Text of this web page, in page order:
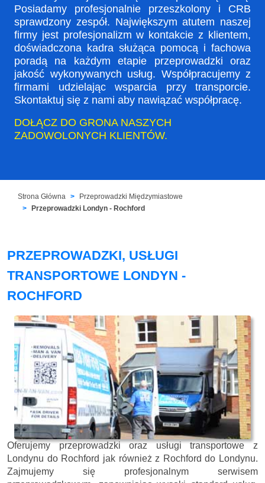
Posiadamy profesjonalnie przeszkolony i CRB
sprawdzony zespół. Największym atutem naszej
firmy jest profesjonalizm w kontakcie z klientem,
doświadczona kadra służąca pomocą i fachowa
poradą na każdym etapie przeprowadzki oraz
jakość wykonywanych usług. Współpracujemy z
firmami udzielając wsparcia przy transporcie.
Skontaktuj się z nami aby nawiązać współpracę.
DOŁĄCZ DO GRONA NASZYCH
ZADOWOLONYCH KLIENTÓW.
Strona Główna
Przeprowadzki Międzymiastowe
Przeprowadzki Londyn - Rochford
PRZEPROWADZKI, USŁUGI
TRANSPORTOWE LONDYN -
ROCHFORD
Oferujemy przeprowadzki oraz usługi transportowe z
Londynu do Rochford jak również z Rochford do Londynu.
Zajmujemy się profesjonalnym serwisem